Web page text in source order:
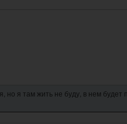
я там жить не буду, в нем будет